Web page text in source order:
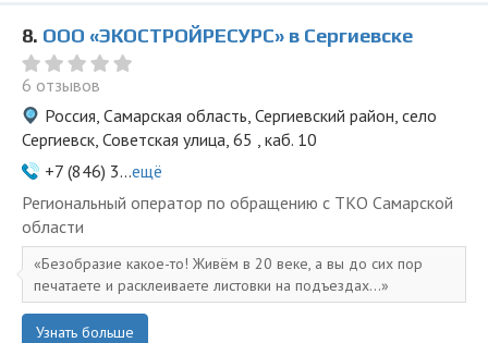
8. ООО «ЭКОСТРОЙРЕСУРС» в Сергиевске
6 отзывов
Россия, Самарская область, Сергиевский район, село
Сергиевск, Советская улица, 65 , каб. 10
+7 (846) 3...ещё
Региональный оператор по обращению с ТКО Самарской
области
Безобразие какое-то! Живём в 20 веке, а вы до сих пор
печатаете и расклеиваете листовки на подъездах...
Узнать больше